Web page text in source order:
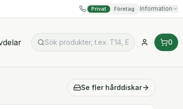
Privat Företag Information
0
Se fler hårddiskar